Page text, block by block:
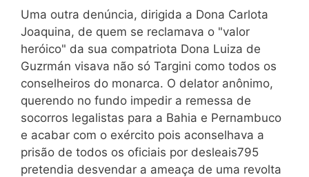
Uma outra denúncia, dirigida a Dona Carlota
Joaquina, de quem se reclamava o "valor
heróico" da sua compatriota Dona Luiza de
Guzrmán visava não só Targini como todos os
conselheiros do monarca. O delator anônimo,
querendo no fundo impedir a remessa de
socorros legalistas para a Bahia e Pernambuco
e acabar com o exército pois aconselhava a
prisão de todos os oficiais por desleais795
pretendia desvendar a ameaça de uma revolta